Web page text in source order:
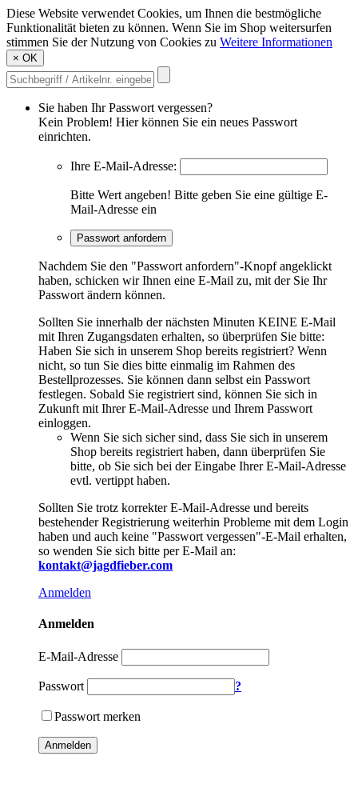
Diese Website verwendet Cookies, um Ihnen die bestmögliche
Funktionalität bieten zu können. Wenn Sie im Shop weitersurfen
stimmen Sie der Nutzung von Cookies zu Weitere Informationen
× OK
Sie haben Ihr Passwort vergessen?
Kein Problem! Hier können Sie ein neues Passwort
einrichten.
Ihre E-Mail-Adresse:
Bitte Wert angeben! Bitte geben Sie eine gültige E-
Mail-Adresse ein
Passwort anfordern
Nachdem Sie den "Passwort anfordern"-Knopf angeklickt
haben, schicken wir Ihnen eine E-Mail zu, mit der Sie Ihr
Passwort ändern können.
Sollten Sie innerhalb der nächsten Minuten KEINE E-Mail
mit Ihren Zugangsdaten erhalten, so überprüfen Sie bitte:
Haben Sie sich in unserem Shop bereits registriert? Wenn
nicht, so tun Sie dies bitte einmalig im Rahmen des
Bestellprozesses. Sie können dann selbst ein Passwort
festlegen. Sobald Sie registriert sind, können Sie sich in
Zukunft mit Ihrer E-Mail-Adresse und Ihrem Passwort
einloggen.
Wenn Sie sich sicher sind, dass Sie sich in unserem
Shop bereits registriert haben, dann überprüfen Sie
bitte, ob Sie sich bei der Eingabe Ihrer E-Mail-Adresse
evtl. vertippt haben.
Sollten Sie trotz korrekter E-Mail-Adresse und bereits
bestehender Registrierung weiterhin Probleme mit dem Login
haben und auch keine "Passwort vergessen"-E-Mail erhalten,
so wenden Sie sich bitte per E-Mail an:
kontakt@jagdfieber.com
Anmelden
Anmelden
E-Mail-Adresse
Passwort ?
Passwort merken
Anmelden